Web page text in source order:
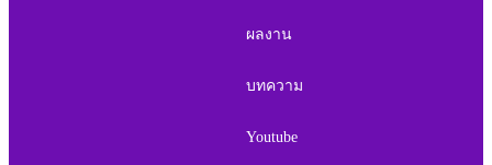
ผลงาน
บทความ
Youtube